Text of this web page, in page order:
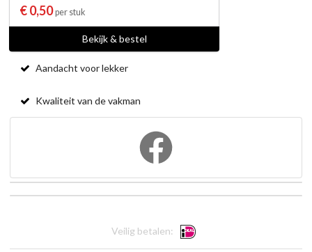
€ 0,50per stuk
Bekijk & bestel
Aandacht voor lekker
Kwaliteit van de vakman
Veilig betalen: